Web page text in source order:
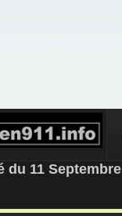
du 11 Septembre